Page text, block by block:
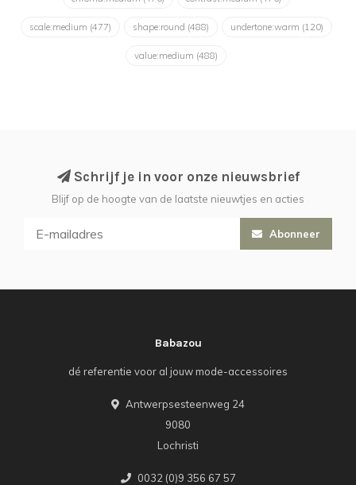
scale:medium (477) shape:round (488) undertone:warm (120)
value:medium (488)
Schrijf je in voor onze nieuwsbrief
Blijf op de hoogte van de laatste nieuwtjes en acties
Abonneer
Babazou
dé referentie voor al jouw mode-accessoires
Antwerpsesteenweg 24
9080
Lochristi
0032 (0)9 356 67 57